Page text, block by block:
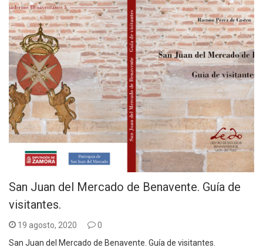
San Juan del Mercado de Benavente. Guía de
visitantes.
19 agosto, 2020
0
San Juan del Mercado de Benavente. Guía de visitantes.